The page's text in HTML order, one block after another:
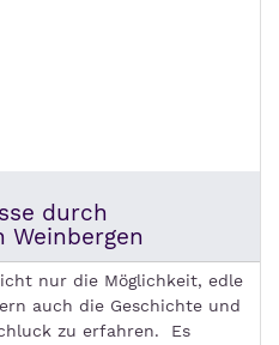
durch
Weinbergen
nur die Möglichkeit, edle
auch die Geschichte und
zu erfahren. Es